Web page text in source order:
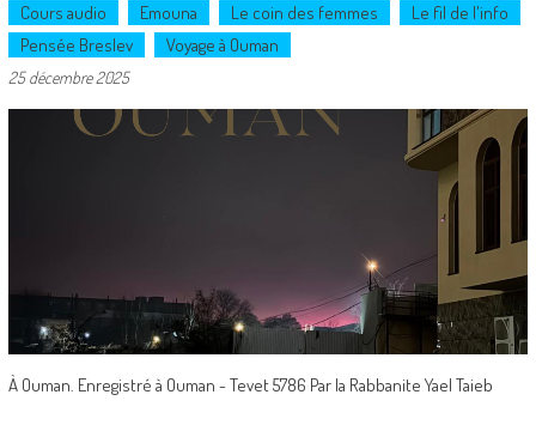
Cours audio Emouna Le coin des femmes
Le fil de l'info
Pensée Breslev
Voyage à Ouman
25 décembre 2025
À Ouman. Enregistré à Ouman - Tevet 5786 Par la Rabbanite Yael Taieb